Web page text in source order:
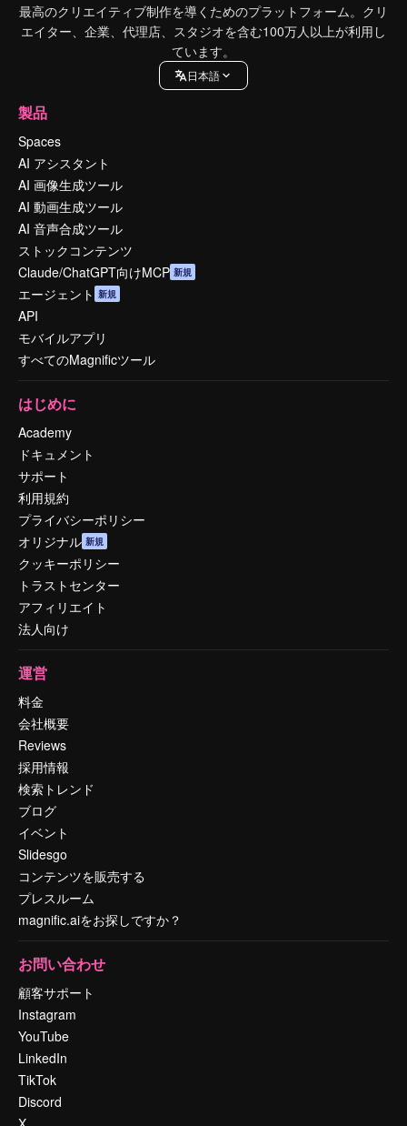
最高のクリエイティブ制作を導くためのプラットフォーム。クリ
エイター、企業、代理店、スタジオを含む100万人以上が利用し
ています。
日本語
製品
Spaces
AI アシスタント
AI 画像生成ツール
AI 動画生成ツール
AI 音声合成ツール
ストックコンテンツ
Claude/ChatGPT向けMCP 新規
エージェント 新規
API
モバイルアプリ
すべてのMagnificツール
はじめに
Academy
ドキュメント
サポート
利用規約
プライバシーポリシー
オリジナル 新規
クッキーポリシー
トラストセンター
アフィリエイト
法人向け
運営
料金
会社概要
Reviews
採用情報
検索トレンド
ブログ
イベント
Slidesgo
コンテンツを販売する
プレスルーム
magnific.aiをお探しですか？
お問い合わせ
顧客サポート
Instagram
YouTube
LinkedIn
TikTok
Discord